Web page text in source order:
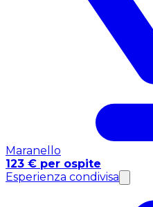
Maranello
123 € per ospite
Esperienza condivisa